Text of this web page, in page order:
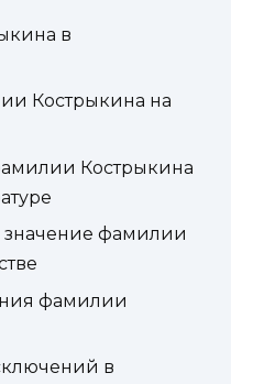
в
Кострыкина на
Кострыкина
фамилии
фамилии
в